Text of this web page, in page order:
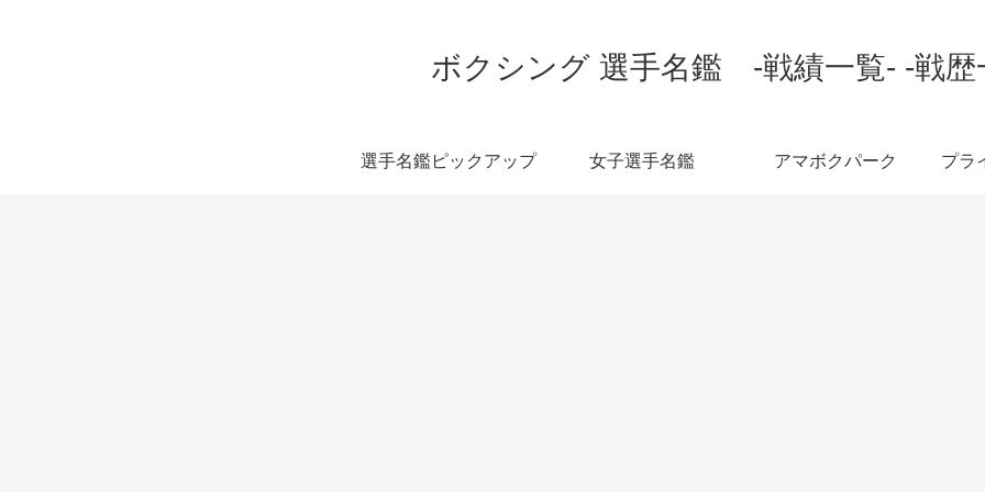
ボクシング 選手名鑑 -戦績一覧- -戦歴
選手名鑑ピックアップ 女子選手名鑑 アマボクパーク プラ